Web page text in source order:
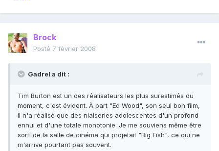
Brock
Posté 7 février 2008
Gadrel a dit :
Tim Burton est un des réalisateurs les plus surestimés du
moment, c'est évident. À part "Ed Wood", son seul bon film,
il n'a réalisé que des niaiseries adolescentes d'un profond
ennui et d'une totale monotonie. Je me souviens même être
sorti de la salle de cinéma qui projetait "Big Fish", ce qui ne
m'arrive pourtant pas souvent.